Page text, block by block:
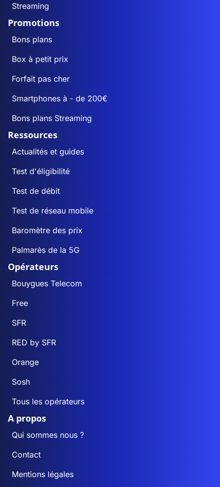
Streaming
Promotions
Bons plans
Box à petit prix
Forfait pas cher
Smartphones à - de 200€
Bons plans Streaming
Ressources
Actualités et guides
Test d'éligibilité
Test de débit
Test de réseau mobile
Baromètre des prix
Palmarès de la 5G
Opérateurs
Bouygues Telecom
Free
SFR
RED by SFR
Orange
Sosh
Tous les opérateurs
A propos
Qui sommes nous ?
Contact
Mentions légales